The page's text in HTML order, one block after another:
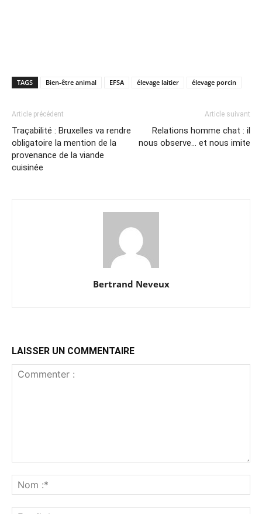
TAGS Bien-être animal EFSA élevage laitier élevage porcin
Article précédent
Traçabilité : Bruxelles va rendre
obligatoire la mention de la
provenance de la viande
cuisinée
Article suivant
Relations homme chat : il
nous observe… et nous imite
Bertrand Neveux
LAISSER UN COMMENTAIRE